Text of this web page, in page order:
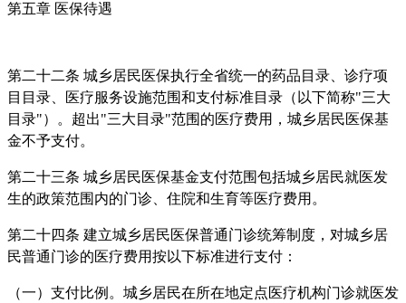
第五章 医保待遇
第二十二条 城乡居民医保执行全省统一的药品目录、诊疗项
目目录、医疗服务设施范围和支付标准目录（以下简称"三大
目录"）。超出"三大目录"范围的医疗费用，城乡居民医保基
金不予支付。
第二十三条 城乡居民医保基金支付范围包括城乡居民就医发
生的政策范围内的门诊、住院和生育等医疗费用。
第二十四条 建立城乡居民医保普通门诊统筹制度，对城乡居
民普通门诊的医疗费用按以下标准进行支付：
（一）支付比例。城乡居民在所在地定点医疗机构门诊就医发